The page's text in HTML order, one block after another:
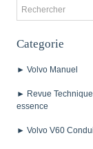
Categorie
► Volvo Manuel
► Revue
essence
► Volvo V60